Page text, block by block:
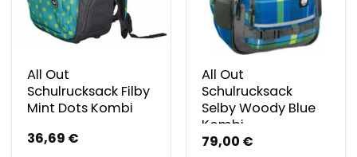
All Out
Schulrucksack Filby
Mint Dots Kombi
36,69 €
All Out
Schulrucksack
Selby Woody Blue
Kombi
79,00 €